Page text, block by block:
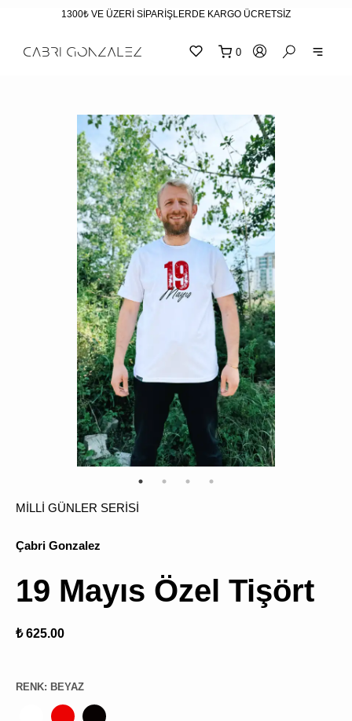
1300₺ VE ÜZERİ SİPARİŞLERDE KARGO ÜCRETSİZ
0
MİLLİ GÜNLER SERİSİ
Çabri Gonzalez
19 Mayıs Özel Tişört
₺ 625.00
RENK: BEYAZ